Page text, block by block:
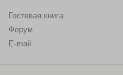
Гостевая книга
Форум
E-mail